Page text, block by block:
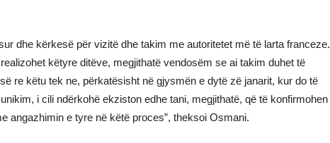
dhe kërkesë për vizitë dhe takim me autoritetet më të larta franceze.
këtyre ditëve, megjithatë vendosëm se ai takim duhet të
re këtu tek ne, përkatësisht në gjysmën e dytë zë janarit, kur do të
i cili ndërkohë ekziston edhe tani, megjithatë, që të konfirmohen
angazhimin e tyre në këtë proces”, theksoi Osmani.